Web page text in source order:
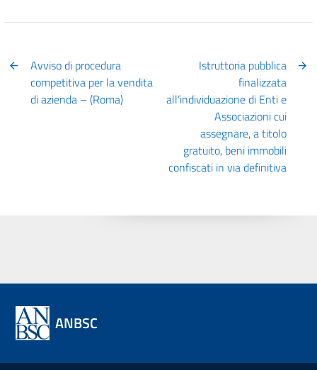
Avviso di procedura
competitiva per la vendita
di azienda – (Roma)
Istruttoria pubblica
finalizzata
all’individuazione di Enti e
Associazioni cui
assegnare, a titolo
gratuito, beni immobili
confiscati in via definitiva
ANBSC